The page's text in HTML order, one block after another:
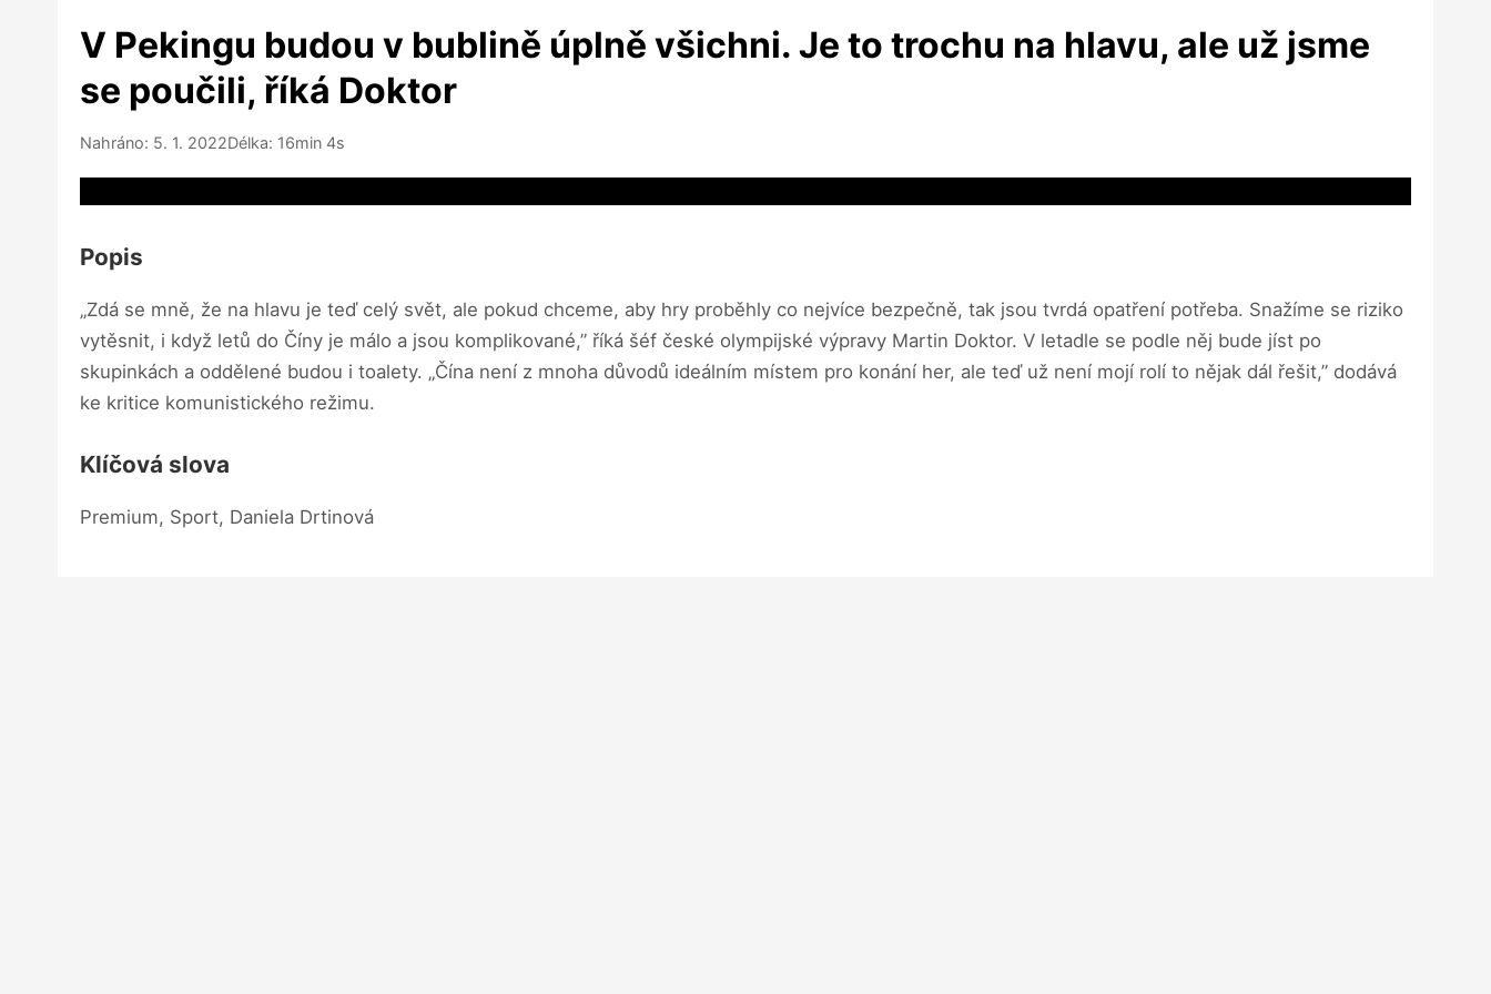
V Pekingu budou v bublině úplně všichni. Je to trochu na hlavu, ale už jsme
se poučili, říká Doktor
Nahráno: 5. 1. 2022Délka: 16min 4s
Popis
„Zdá se mně, že na hlavu je teď celý svět, ale pokud chceme, aby hry proběhly co nejvíce bezpečně, tak jsou tvrdá opatření potřeba. Snažíme se riziko
vytěsnit, i když letů do Číny je málo a jsou komplikované,” říká šéf české olympijské výpravy Martin Doktor. V letadle se podle něj bude jíst po
skupinkách a oddělené budou i toalety. „Čína není z mnoha důvodů ideálním místem pro konání her, ale teď už není mojí rolí to nějak dál řešit,” dodává
ke kritice komunistického režimu.
Klíčová slova
Premium, Sport, Daniela Drtinová